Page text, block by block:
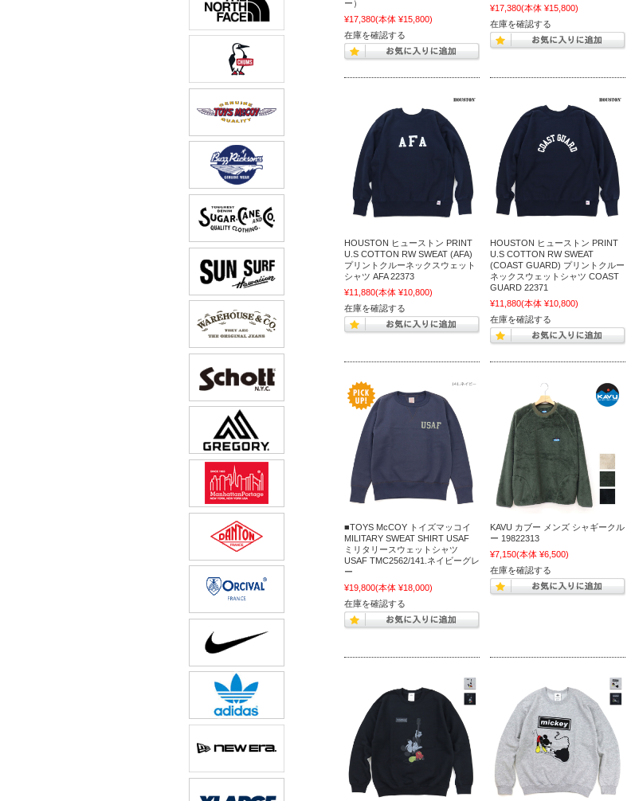
ー）
¥17,380(本体 ¥15,800)
在庫を確認する
¥17,380(本体 ¥15,800)
在庫を確認する
HOUSTON ヒューストン PRINT
U.S COTTON RW SWEAT (AFA)
プリントクルーネックスウェット
シャツ AFA 22373
¥11,880(本体 ¥10,800)
在庫を確認する
HOUSTON ヒューストン PRINT
U.S COTTON RW SWEAT
(COAST GUARD) プリントクルー
ネックスウェットシャツ COAST
GUARD 22371
¥11,880(本体 ¥10,800)
在庫を確認する
■TOYS McCOY トイズマッコイ
MILITARY SWEAT SHIRT USAF
ミリタリースウェットシャツ
USAF TMC2562/141.ネイビーグレ
ー
¥19,800(本体 ¥18,000)
在庫を確認する
KAVU カブー メンズ シャギークル
ー 19822313
¥7,150(本体 ¥6,500)
在庫を確認する